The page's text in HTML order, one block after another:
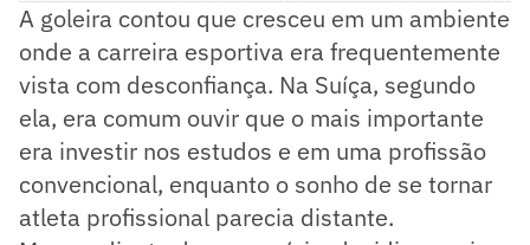
A goleira contou que cresceu em um ambiente
onde a carreira esportiva era frequentemente
vista com desconfiança. Na Suíça, segundo
ela, era comum ouvir que o mais importante
era investir nos estudos e em uma profissão
convencional, enquanto o sonho de se tornar
atleta profissional parecia distante.